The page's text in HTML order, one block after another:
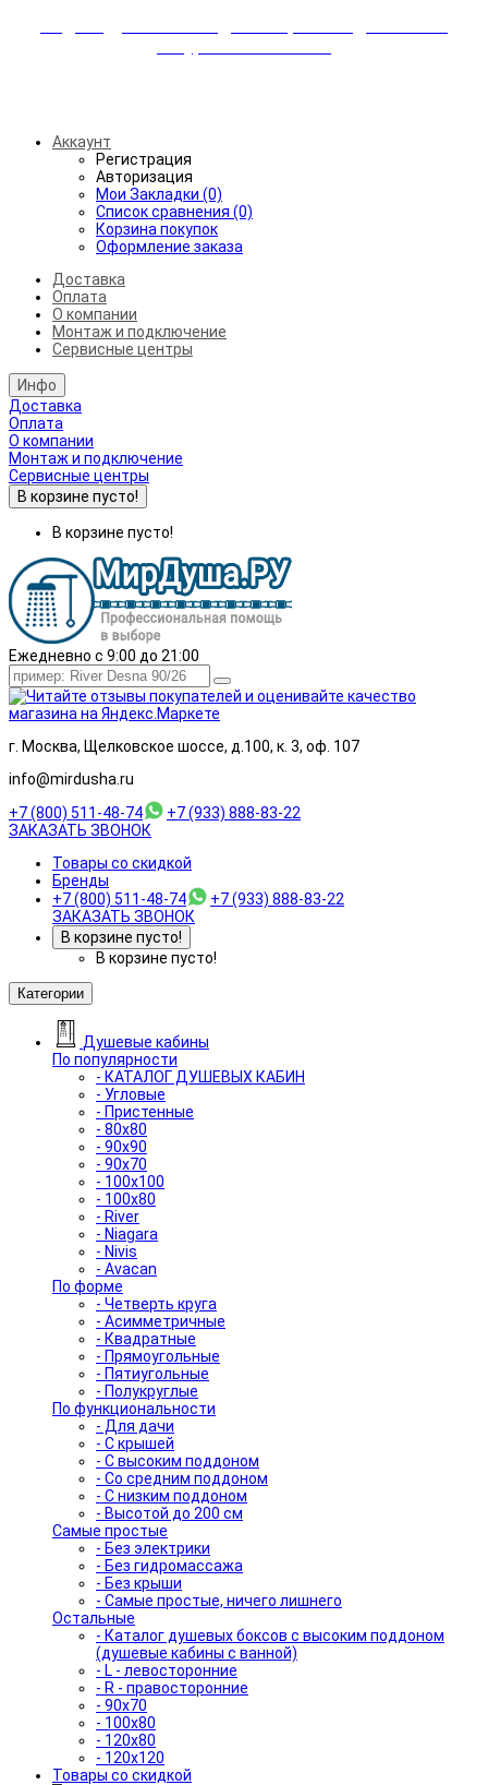
Аккаунт
Регистрация
Авторизация
Мои Закладки (0)
Список сравнения (0)
Корзина покупок
Оформление заказа
Доставка
Оплата
О компании
Монтаж и подключение
Сервисные центры
Инфо
Доставка
Оплата
О компании
Монтаж и подключение
Сервисные центры
В корзине пусто!
В корзине пусто!
Ежедневно с 9:00 до 21:00
г. Москва, Щелковское шоссе, д.100, к. 3, оф. 107
info@mirdusha.ru
+7 (800) 511-48-74
+7 (933) 888-83-22
ЗАКАЗАТЬ ЗВОНОК
Товары со скидкой
Бренды
+7 (800) 511-48-74
+7 (933) 888-83-22
ЗАКАЗАТЬ ЗВОНОК
В корзине пусто!
В корзине пусто!
Категории
Душевые кабины
По популярности
- КАТАЛОГ ДУШЕВЫХ КАБИН
- Угловые
- Пристенные
- 80x80
- 90x90
- 90x70
- 100x100
- 100x80
- River
- Niagara
- Nivis
- Avacan
По форме
- Четверть круга
- Асимметричные
- Квадратные
- Прямоугольные
- Пятиугольные
- Полукруглые
По функциональности
- Для дачи
- С крышей
- С высоким поддоном
- Со средним поддоном
- С низким поддоном
- Высотой до 200 см
Самые простые
- Без электрики
- Без гидромассажа
- Без крыши
- Самые простые, ничего лишнего
Остальные
- Каталог душевых боксов с высоким поддоном
(душевые кабины с ванной)
- L - левосторонние
- R - правосторонние
- 90x70
- 100x80
- 120x80
- 120x120
Товары со скидкой